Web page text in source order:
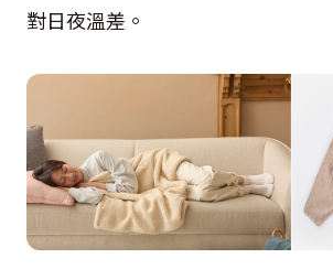
對日夜溫差。